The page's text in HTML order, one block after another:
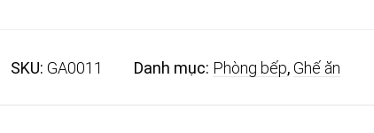
SKU: GA0011 Danh mục: Phòng bếp,Ghế ăn